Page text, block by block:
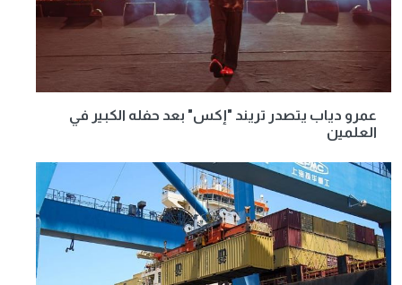
عمرو دياب يتصدر تريند "إكس" بعد حفله الكبير في
العلمين